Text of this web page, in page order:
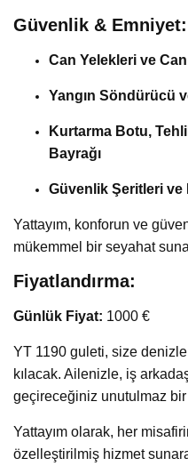
Güvenlik & Emniyet:
Can Yelekleri ve
Yangın Söndürücü
Kurtarma Botu,
Bayrağı
Güvenlik Şeritleri ve
Yattayım, konforun ve
mükemmel bir seyahat
Fiyatlandırma:
Günlük Fiyat: 1000 €
YT 1190 guleti, size
kılacak. Ailenizle, iş
geçireceğiniz unutulmaz
Yattayım olarak, her
özelleştirilmiş hizmet